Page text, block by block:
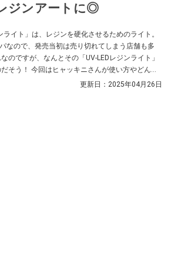
ジンアートに◎
ライト」は、レジンを硬化させるためのライト。
なので、発売当初は売り切れてしまう店舗も多
のですが、なんとその「UV-LEDレジンライト」
そう！ 今回はヒャッキニさんが使い方やどんな
について解説してくれました。レジンライトを新
更新日： 2025年04月26日